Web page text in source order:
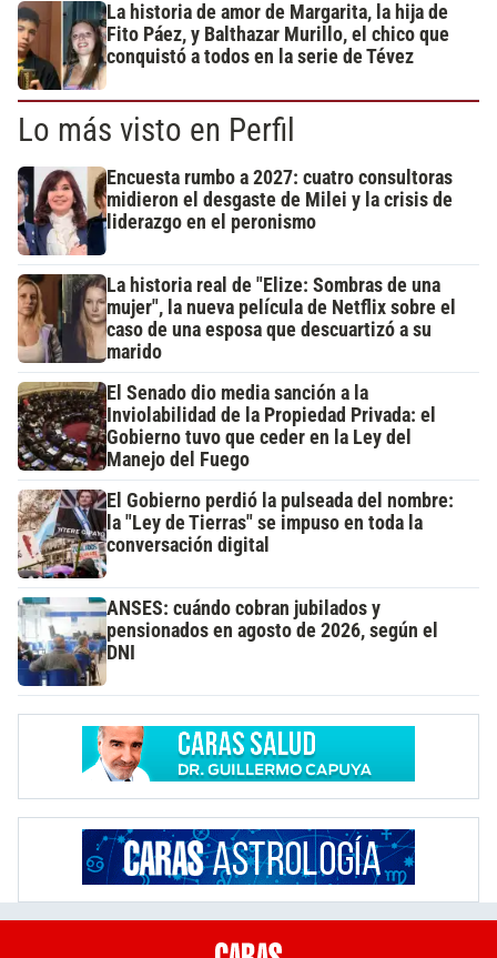
La historia de amor de Margarita, la hija de
Fito Páez, y Balthazar Murillo, el chico que
conquistó a todos en la serie de Tévez
Lo más visto en Perfil
Encuesta rumbo a 2027: cuatro consultoras
midieron el desgaste de Milei y la crisis de
liderazgo en el peronismo
La historia real de "Elize: Sombras de una
mujer", la nueva película de Netflix sobre el
caso de una esposa que descuartizó a su
marido
El Senado dio media sanción a la
Inviolabilidad de la Propiedad Privada: el
Gobierno tuvo que ceder en la Ley del
Manejo del Fuego
El Gobierno perdió la pulseada del nombre:
la "Ley de Tierras" se impuso en toda la
conversación digital
ANSES: cuándo cobran jubilados y
pensionados en agosto de 2026, según el
DNI